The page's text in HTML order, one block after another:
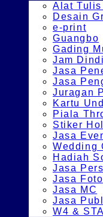
Alat
Desain
e-print
Guangbo
Gading
Jam
Jasa
Jasa
Juragan
Kartu
Piala
Stiker
Jasa
Wedding
Hadiah
Jasa
Jasa
Jasa MC
Jasa
W4 &